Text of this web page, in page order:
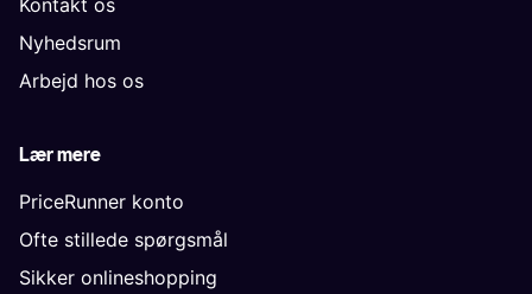
Nyhedsrum
Arbejd hos os
Lær mere
PriceRunner konto
Ofte stillede spørgsmål
Sikker onlineshopping